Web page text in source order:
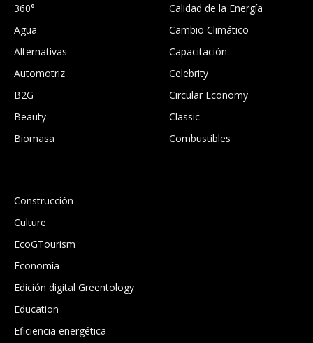
360°
Agua
Alternativas
Automotriz
B2G
Beauty
Biomasa
Calidad de la Energía
Cambio Climático
Capacitación
Celebrity
Circular Economy
Classic
Combustibles
Construcción
Culture
EcoGTourism
Economía
Edición digital Greentology
Education
Eficiencia energética